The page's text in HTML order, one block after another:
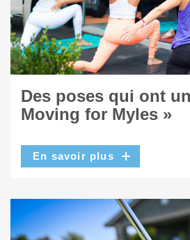
Des poses qui ont
Moving for Myles »
En savoir plus